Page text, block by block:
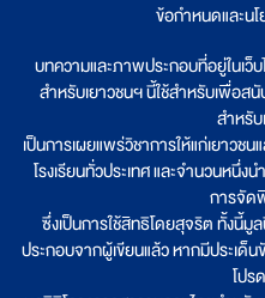
ข้อกำหนดและน
บทความและภาพประกอบที่อยู่ในเว็
สำหรับเยาวชนฯ นี้ใช้สำหรับเพื่อ
สำหรั
เป็นการเผยแพร่วิชาการให้แก่เยาวช
โรงเรียนทั่วประเทศ และจำนวนหนึ่
การจัด
ซึ่งเป็นการใช้สิทธิโดยสุจริต ทั้งนี้
ประกอบจากผู้เขียนแล้ว หากมีประเด็
โปร